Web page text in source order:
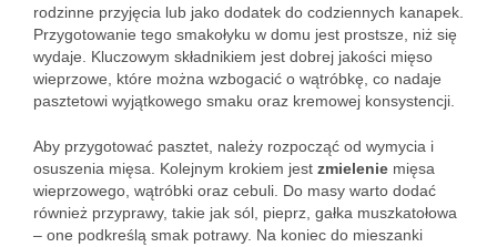
rodzinne przyjęcia lub jako dodatek do codziennych kanapek.
Przygotowanie tego smakołyku w domu jest prostsze, niż się
wydaje. Kluczowym składnikiem jest dobrej jakości mięso
wieprzowe, które można wzbogacić o wątróbkę, co nadaje
pasztetowi wyjątkowego smaku oraz kremowej konsystencji.
Aby przygotować pasztet, należy rozpocząć od wymycia i
osuszenia mięsa. Kolejnym krokiem jest zmielenie mięsa
wieprzowego, wątróbki oraz cebuli. Do masy warto dodać
również przyprawy, takie jak sól, pieprz, gałka muszkatołowa
– one podkreślą smak potrawy. Na koniec do mieszanki